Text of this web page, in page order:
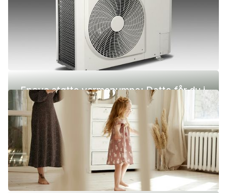
Enova støtte varmepumpe: Dette får du i
2026